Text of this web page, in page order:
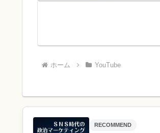
ホーム YouTube
RECOMMEND